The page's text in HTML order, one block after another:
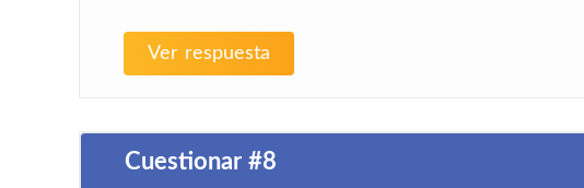
Ver respuesta
Cuestionar #8